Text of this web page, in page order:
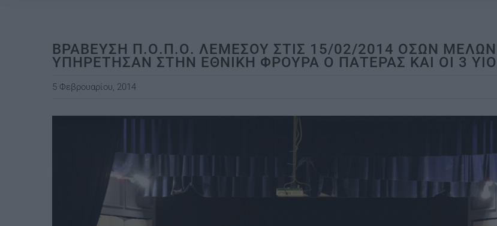
ΒΡΑΒΕΥΣΗ Π.Ο.Π.Ο. ΛΕΜΕΣΟΥ ΣΤΙΣ 15/02/2014 ΟΣΩΝ ΜΕΛΩΝ
ΥΠΗΡΕΤΗΣΑΝ ΣΤΗΝ ΕΘΝΙΚΗ ΦΡΟΥΡΑ Ο ΠΑΤΕΡΑΣ ΚΑΙ ΟΙ 3
5 Φεβρουαρίου, 2014